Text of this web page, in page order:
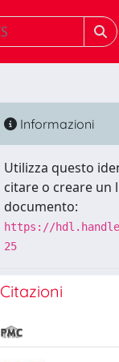
Informazioni
Utilizza questo
citare o creare un
documento:
https://
25
Citazioni